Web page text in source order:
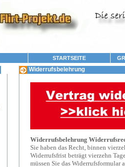
STARTSEITE
Widerrufsbelehrung
Widerrufsbelehrung
Sie haben das Recht, binnen
Widerrufsfrist beträgt vierzehn
müssen Sie das Widerrufsformular